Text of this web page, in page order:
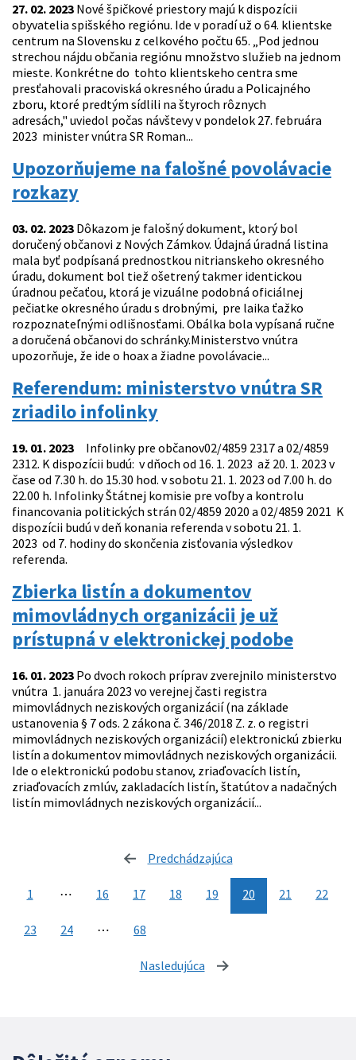
27. 02. 2023 Nové špičkové priestory majú k dispozícii
obyvatelia spišského regiónu. Ide v poradí už o 64. klientske
centrum na Slovensku z celkového počtu 65. „Pod jednou
strechou nájdu občania regiónu množstvo služieb na jednom
mieste. Konkrétne do tohto klientskeho centra sme
presťahovali pracoviská okresného úradu a Policajného
zboru, ktoré predtým sídlili na štyroch rôznych
adresách," uviedol počas návštevy v pondelok 27. februára
2023 minister vnútra SR Roman...
Upozorňujeme na falošné povolávacie
rozkazy
03. 02. 2023 Dôkazom je falošný dokument, ktorý bol
doručený občanovi z Nových Zámkov. Údajná úradná listina
mala byť podpísaná prednostkou nitrianskeho okresného
úradu, dokument bol tiež ošetrený takmer identickou
úradnou pečaťou, ktorá je vizuálne podobná oficiálnej
pečiatke okresného úradu s drobnými, pre laika ťažko
rozpoznateľnými odlišnosťami. Obálka bola vypísaná ručne
a doručená občanovi do schránky.Ministerstvo vnútra
upozorňuje, že ide o hoax a žiadne povolávacie...
Referendum: ministerstvo vnútra SR
zriadilo infolinky
19. 01. 2023 Infolinky pre občanov02/4859 2317 a 02/4859
2312. K dispozícii budú: v dňoch od 16. 1. 2023 až 20. 1. 2023 v
čase od 7.30 h. do 15.30 hod. v sobotu 21. 1. 2023 od 7.00 h. do
22.00 h. Infolinky Štátnej komisie pre voľby a kontrolu
financovania politických strán 02/4859 2020 a 02/4859 2021 K
dispozícii budú v deň konania referenda v sobotu 21. 1.
2023 od 7. hodiny do skončenia zisťovania výsledkov
referenda.
Zbierka listín a dokumentov
mimovládnych organizácii je už
prístupná v elektronickej podobe
16. 01. 2023 Po dvoch rokoch príprav zverejnilo ministerstvo
vnútra 1. januára 2023 vo verejnej časti registra
mimovládnych neziskových organizácií (na základe
ustanovenia § 7 ods. 2 zákona č. 346/2018 Z. z. o registri
mimovládnych neziskových organizácií) elektronickú zbierku
listín a dokumentov mimovládnych neziskových organizácii.
Ide o elektronickú podobu stanov, zriaďovacích listín,
zriaďovacích zmlúv, zakladacích listín, štatútov a nadačných
listín mimovládnych neziskových organizácií...
Predchádzajúca
1 ⋯ 16 17 18 19 20 21 22
23 24 ⋯ 68
Nasledujúca stránka